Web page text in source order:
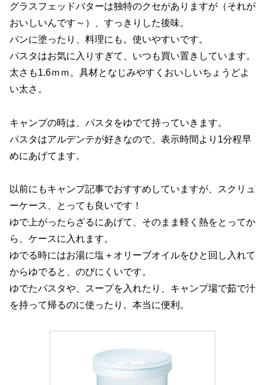
グラスフェッドバターは独特のクセがありますが（それが
おいしいんです～）、すっきりした後味。
パンに塗ったり、料理にも。使いやすいです。
パスタはお気に入りすぎて、いつも買い置きしています。
太さも1.6ｍｍ。具材となじみやすくおいしいちょうどよ
い太さ。
キャンプの時は、パスタをゆでて持っていきます。
パスタはアルデンテが好きなので、表示時間より1分程早
めにあげてます。
以前にもキャンプ記事でおすすめしていますが、スクリュ
ーケース、とっても良いです！
ゆで上がったらざるにあげて、そのまま軽く熱をとってか
ら、ケースに入れます。
ゆでる時にはお湯に塩＋オリーブオイルをひと回し入れて
からゆでると、のびにくいです。
ゆでたパスタや、スープを入れたり、キャンプ場で茹で汁
を持って帰るのに使ったり。本当に便利。